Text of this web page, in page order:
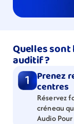
Quelles sont
auditif ?
1 Prenez
centres
Réservez
créneau
Audio Pour